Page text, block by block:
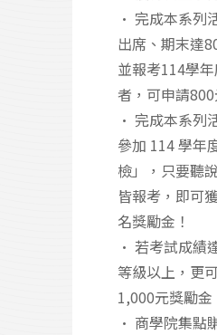
• 完成本系列
出席、期末達
並報考114學
者，可申請
• 完成本系列
參加 114 學年
檢」，只要聽
皆報考，即可
名獎勵金！
• 若考試成績
等級以上，更
1,000元獎勵金
• 商學院集點